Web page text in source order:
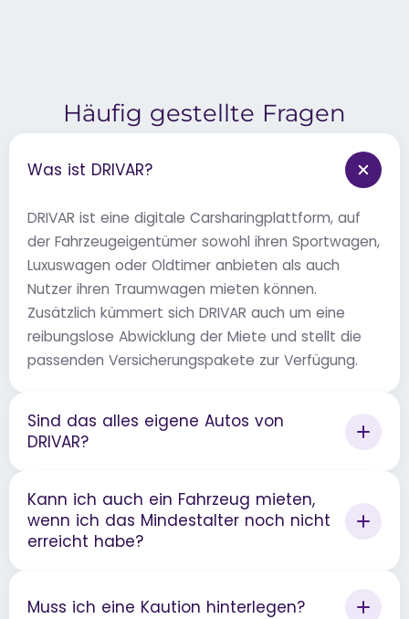
Häufig gestellte Fragen
Was ist DRIVAR?
DRIVAR ist eine digitale Carsharingplattform, auf
der Fahrzeugeigentümer sowohl ihren Sportwagen,
Luxuswagen oder Oldtimer anbieten als auch
Nutzer ihren Traumwagen mieten können.
Zusätzlich kümmert sich DRIVAR auch um eine
reibungslose Abwicklung der Miete und stellt die
passenden Versicherungspakete zur Verfügung.
Sind das alles eigene Autos von
DRIVAR?
Kann ich auch ein Fahrzeug mieten,
wenn ich das Mindestalter noch nicht
erreicht habe?
Muss ich eine Kaution hinterlegen?